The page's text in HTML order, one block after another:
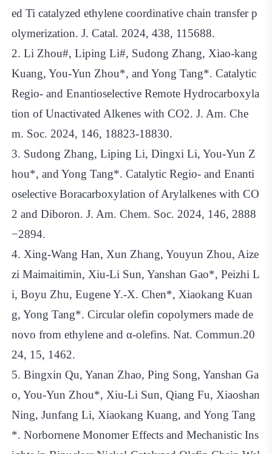
ed Ti catalyzed ethylene coordinative chain transfer p
olymerization. J. Catal. 2024, 438, 115688.
2. Li Zhou#, Liping Li#, Sudong Zhang, Xiao-kang
Kuang, You-Yun Zhou*, and Yong Tang*. Catalytic
Regio- and Enantioselective Remote Hydrocarboxyla
tion of Unactivated Alkenes with CO2. J. Am. Che
m. Soc. 2024, 146, 18823-18830.
3. Sudong Zhang, Liping Li, Dingxi Li, You-Yun Z
hou*, and Yong Tang*. Catalytic Regio- and Enanti
oselective Boracarboxylation of Arylalkenes with CO
2 and Diboron. J. Am. Chem. Soc. 2024, 146, 2888
−2894.
4. Xing-Wang Han, Xun Zhang, Youyun Zhou, Aize
zi Maimaitimin, Xiu-Li Sun, Yanshan Gao*, Peizhi L
i, Boyu Zhu, Eugene Y.-X. Chen*, Xiaokang Kuan
g, Yong Tang*. Circular olefin copolymers made de
novo from ethylene and α-olefins. Nat. Commun.20
24, 15, 1462.
5. Bingxin Qu, Yanan Zhao, Ping Song, Yanshan Ga
o, You-Yun Zhou*, Xiu-Li Sun, Qiang Fu, Xiaoshan
Ning, Junfang Li, Xiaokang Kuang, and Yong Tang
*. Norbornene Monomer Effects and Mechanistic Ins